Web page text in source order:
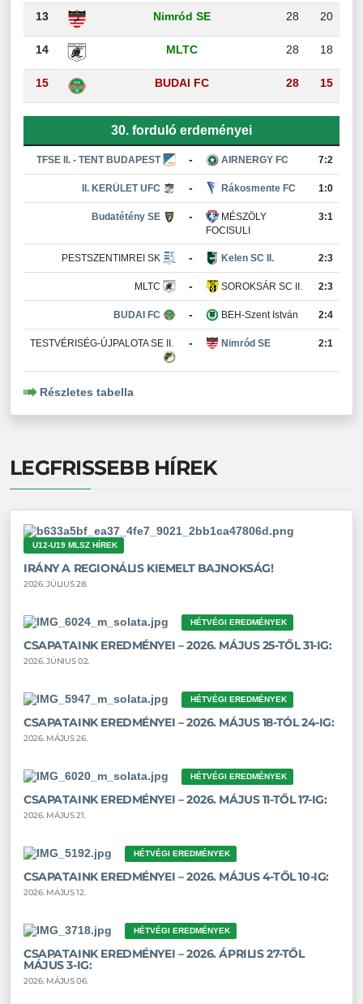
13 Nimród SE 28 20
14 MLTC 28 18
15 BUDAI FC 28 15
30. forduló erdeményei
TFSE II. - TENT BUDAPEST - AIRNERGY FC 7:2
II. KERÜLET UFC - Rákosmente FC 1:0
Budatétény SE -
MÉSZÖLY
FOCISULI
3:1
PESTSZENTIMREI SK - Kelen SC II. 2:3
MLTC - SOROKSÁR SC II. 2:3
BUDAI FC - BEH-Szent István 2:4
TESTVÉRISÉG-ÚJPALOTA SE II. - Nimród SE 2:1
Részletes tabella
LEGFRISSEBB HÍREK
U12-U19 MLSZ HÍREK
IRÁNY A REGIONÁLIS KIEMELT BAJNOKSÁG!
2026. JÚLIUS 28.
HÉTVÉGI EREDMÉNYEK
CSAPATAINK EREDMÉNYEI – 2026. MÁJUS 25-TŐL 31-IG:
2026. JÚNIUS 02.
HÉTVÉGI EREDMÉNYEK
CSAPATAINK EREDMÉNYEI – 2026. MÁJUS 18-TÓL 24-IG:
2026. MÁJUS 26.
HÉTVÉGI EREDMÉNYEK
CSAPATAINK EREDMÉNYEI – 2026. MÁJUS 11-TŐL 17-IG:
2026. MÁJUS 21.
HÉTVÉGI EREDMÉNYEK
CSAPATAINK EREDMÉNYEI – 2026. MÁJUS 4-TŐL 10-IG:
2026. MÁJUS 12.
HÉTVÉGI EREDMÉNYEK
CSAPATAINK EREDMÉNYEI – 2026. ÁPRILIS 27-TŐL
MÁJUS 3-IG:
2026. MÁJUS 06.